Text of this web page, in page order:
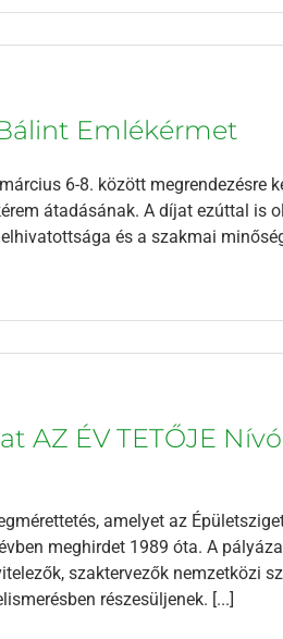
Emlékérmet
6-8. között megrendezésre
átadásának. A díjat ezúttal is
és a szakmai
AZ ÉV TETŐJE
amelyet az
meghirdet 1989 óta. A
szaktervezők nemzetközi
részesüljenek. [...]